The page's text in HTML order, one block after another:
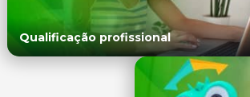
Qualificação profissional